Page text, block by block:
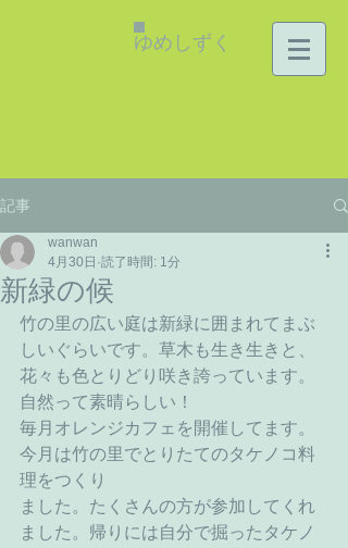
ゆめしずく
記事
新緑の候
wanwan
4月30日 読了時間: 1分
竹の里の広い庭は新緑に囲まれてまぶ
しいぐらいです。草木も生き生きと、
花々も色とりどり咲き誇っています。
自然って素晴らしい！
毎月オレンジカフェを開催してます。
今月は竹の里でとりたてのタケノコ料
理をつくり
ました。たくさんの方が参加してくれ
ました。帰りには自分で掘ったタケノ